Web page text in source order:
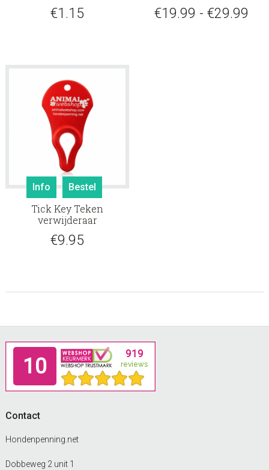
€1.15 €19.99 - €29.99
Info Bestel
Tick Key Teken
verwijderaar
€9.95
Footer
Contact
Hondenpenning.net
Dobbeweg 2 unit 1